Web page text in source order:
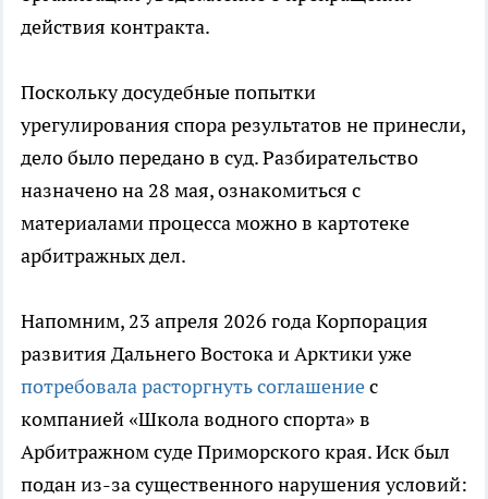
действия контракта.
Поскольку досудебные попытки
урегулирования спора результатов не принесли,
дело было передано в суд. Разбирательство
назначено на 28 мая, ознакомиться с
материалами процесса можно в картотеке
арбитражных дел.
Напомним, 23 апреля 2026 года Корпорация
развития Дальнего Востока и Арктики уже
потребовала расторгнуть соглашениес
компанией «Школа водного спорта» в
Арбитражном суде Приморского края. Иск был
подан из-за существенного нарушения условий: